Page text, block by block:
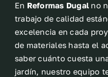
En Reformas Dugal no
trabajo de calidad
excelencia en cada
de materiales hasta el
saber cuánto cuesta
jardín, nuestro equipo